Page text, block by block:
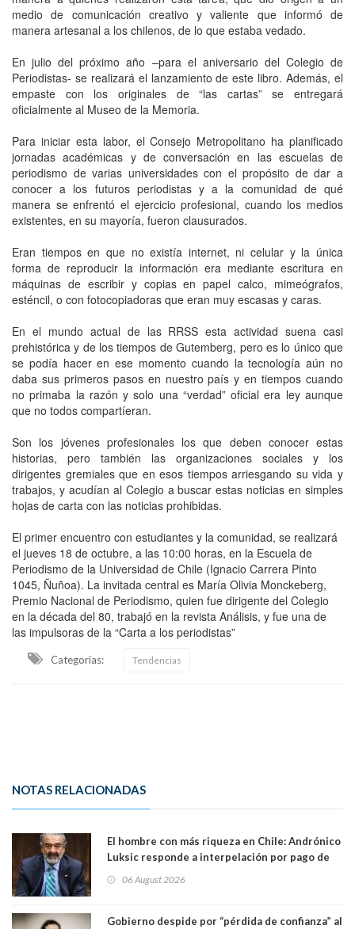
medio de comunicación creativo y valiente que informó de
manera artesanal a los chilenos, de lo que estaba vedado.
En julio del próximo año –para el aniversario del Colegio de
Periodistas- se realizará el lanzamiento de este libro. Además, el
empaste con los originales de “las cartas” se entregará
oficialmente al Museo de la Memoria.
Para iniciar esta labor, el Consejo Metropolitano ha planificado
jornadas académicas y de conversación en las escuelas de
periodismo de varias universidades con el propósito de dar a
conocer a los futuros periodistas y a la comunidad de qué
manera se enfrentó el ejercicio profesional, cuando los medios
existentes, en su mayoría, fueron clausurados.
Eran tiempos en que no existía internet, ni celular y la única
forma de reproducir la información era mediante escritura en
máquinas de escribir y copias en papel calco, mimeógrafos,
esténcil, o con fotocopiadoras que eran muy escasas y caras.
En el mundo actual de las RRSS esta actividad suena casi
prehistórica y de los tiempos de Gutemberg, pero es lo único que
se podía hacer en ese momento cuando la tecnología aún no
daba sus primeros pasos en nuestro país y en tiempos cuando
no primaba la razón y solo una “verdad” oficial era ley aunque
que no todos compartíeran.
Son los jóvenes profesionales los que deben conocer estas
historias, pero también las organizaciones sociales y los
dirigentes gremiales que en esos tiempos arriesgando su vida y
trabajos, y acudían al Colegio a buscar estas noticias en simples
hojas de carta con las noticias prohibidas.
El primer encuentro con estudiantes y la comunidad, se realizará
el jueves 18 de octubre, a las 10:00 horas, en la Escuela de
Periodismo de la Universidad de Chile (Ignacio Carrera Pinto
1045, Ñuñoa). La invitada central es María Olivia Monckeberg,
Premio Nacional de Periodismo, quien fue dirigente del Colegio
en la década del 80, trabajó en la revista Análisis, y fue una de
las impulsoras de la “Carta a los periodistas”
Categorias: Tendencias
NOTAS RELACIONADAS
El hombre con más riqueza en Chile: Andrónico
Luksic responde a interpelación por pago de
día que me muera”
06 August 2026
Gobierno despide por “pérdida de confianza” al